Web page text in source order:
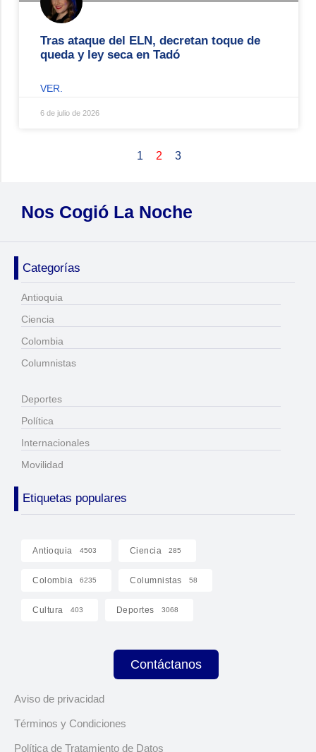
Tras ataque del ELN, decretan toque de
queda y ley seca en Tadó
VER.
6 de julio de 2026
1 2 3
Nos Cogió La Noche
Categorías
Antioquia
Ciencia
Colombia
Columnistas
Deportes
Política
Internacionales
Movilidad
Etiquetas populares
Antioquia 4503 Ciencia 285
Colombia 6235 Columnistas 58
Cultura 403 Deportes 3068
Contáctanos
Aviso de privacidad
Términos y Condiciones
Política de Tratamiento de Datos